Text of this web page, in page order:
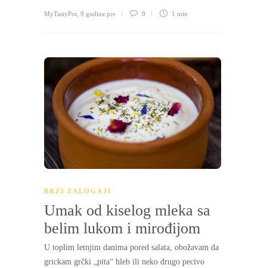
MyTastyPot 9 godina pre 0 1 min
BRZI ZALOGAJI
Umak od kiselog mleka sa
belim lukom i mirođijom
U toplim letnjim danima pored salata, obožavam da
grickam grčki „pita“ hleb ili neko drugo pecivo